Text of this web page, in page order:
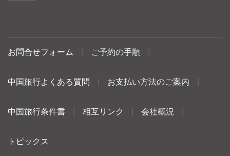
お問合せフォーム ご予約の手順
中国旅行よくある質問 お支払い方法のご案内
中国旅行条件書 相互リンク 会社概況
トピックス